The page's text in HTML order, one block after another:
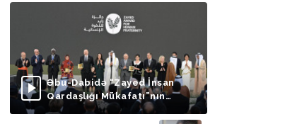
Əbu-Dabidə “Zayed İnsan
Qardaşlığı Mükafatı”nın
təqdimolunma mərasimi